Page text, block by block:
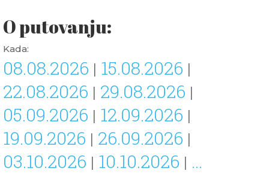
O putovanju:
Kada:
08.08.2026 | 15.08.2026 |
22.08.2026 | 29.08.2026 |
05.09.2026 | 12.09.2026 |
19.09.2026 | 26.09.2026 |
03.10.2026 | 10.10.2026 | ...